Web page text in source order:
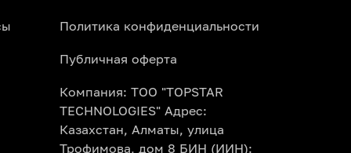
Наша умная афиша покажет
месяц сразу.
Политика конфиденциальности
Публичная оферта
Компания: ТОО "TOPSTAR
TECHNOLOGIES" Адрес:
Казахстан, Алматы, улица
Трофимова, дом 8 БИН (ИИН):